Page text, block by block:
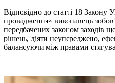
Відповідно до статті 18 Закону
провадження» виконавець
передбачених законом заходів
рішень, діяти неупереджено,
балансуючи між правами